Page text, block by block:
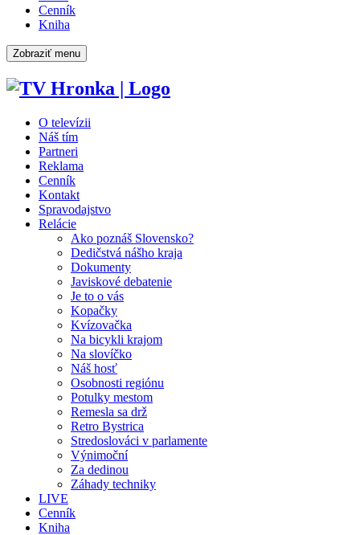
Cenník
Kniha
Zobraziť menu
O televízii
Náš tím
Partneri
Reklama
Cenník
Kontakt
Spravodajstvo
Relácie
Ako poznáš Slovensko?
Dedičstvá nášho kraja
Dokumenty
Javiskové debatenie
Je to o vás
Kopačky
Kvízovačka
Na bicykli krajom
Na slovíčko
Náš hosť
Osobnosti regiónu
Potulky mestom
Remesla sa drž
Retro Bystrica
Stredoslováci v parlamente
Výnimoční
Za dedinou
Záhady techniky
LIVE
Cenník
Kniha